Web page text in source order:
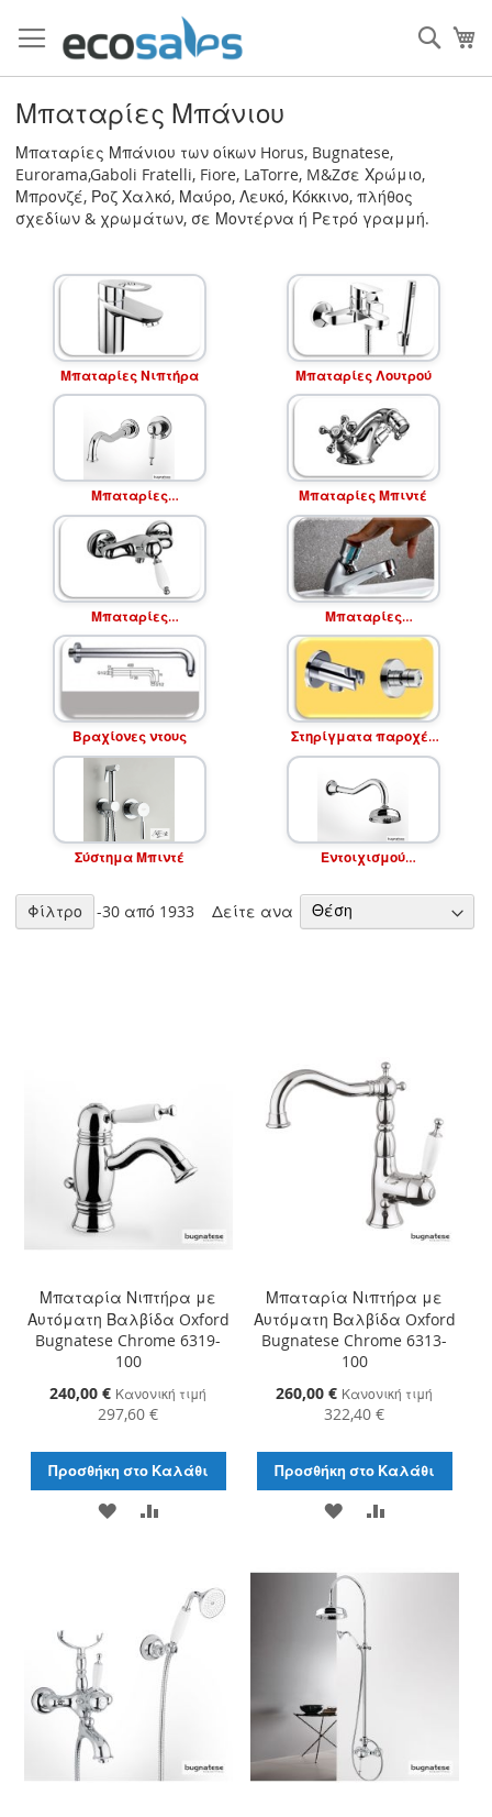
στο
περιεχόμενο
Μπαταρίες Μπάνιου
Μπαταρίες Μπάνιου των οίκων Horus, Bugnatese,
Eurorama,Gaboli Fratelli, Fiore, LaTorre, M&Zσε Χρώμιο,
Μπρονζέ, Ροζ Χαλκό, Μαύρο, Λευκό, Κόκκινο, πλήθος
σχεδίων & χρωμάτων, σε Μοντέρνα ή Ρετρό γραμμή.
Μπαταρίες Νιπτήρα Μπαταρίες Λουτρού
Μπαταρίες
Εντοιχισμού
Μπαταρίες Μπιντέ
Μπαταρίες
Ντουσιέρας
Μπαταρίες
Professional
Βραχίονες ντους
Στηρίγματα παροχές
τζέτ ντους
Σύστημα Μπιντέ
Εντοιχισμού
Εντοιχισμού
-Κεφαλές Ντους
Στοιχεία -30 από 1933 Δείτε ανα
Μπαταρία Νιπτήρα με
Αυτόματη Βαλβίδα Oxford
Bugnatese Chrome 6319-
100
Ειδική
240,00 € Κανονική τιμή
297,60 €
Προσθήκη στο Καλάθι
ΠΡΟΣΘΉΚΗ
ΕΠΙΘΥΜΙΏΝ
ΣΎΓΚΡΙΣΗ
Μπαταρία Νιπτήρα με
Αυτόματη Βαλβίδα Oxford
Bugnatese Chrome 6313-
100
Ειδική
260,00 € Κανονική τιμή
322,40 €
Προσθήκη στο Καλάθι
ΠΡΟΣΘΉΚΗ
ΛΊΣΤΑ
ΕΠΙΘΥΜΙΏΝ
Φίλτρο